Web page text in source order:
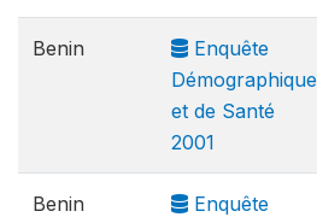
Benin
Enquête
Démographique
et de Santé
2001
Benin
Enquête